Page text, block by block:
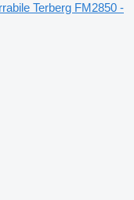
Terberg FM2850 -